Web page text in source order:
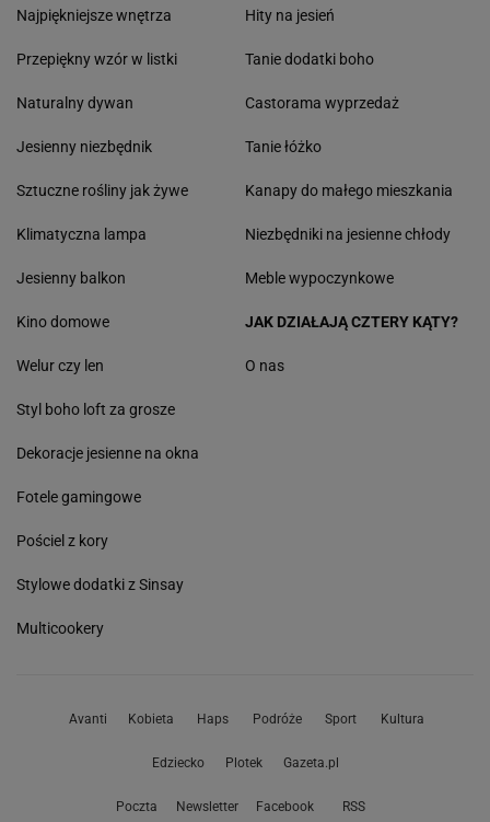
Najpiękniejsze wnętrza
Przepiękny wzór w listki
Naturalny dywan
Jesienny niezbędnik
Sztuczne rośliny jak żywe
Klimatyczna lampa
Jesienny balkon
Hity na jesień
Tanie dodatki boho
Castorama wyprzedaż
Tanie łóżko
Kanapy do małego mieszkania
Niezbędniki na jesienne chłody
Meble wypoczynkowe
Kino domowe
Welur czy len
Styl boho loft za grosze
Dekoracje jesienne na okna
Fotele gamingowe
Pościel z kory
Stylowe dodatki z Sinsay
Multicookery
JAK DZIAŁAJĄ CZTERY KĄTY?
O nas
Avanti Kobieta Haps Podróże Sport Kultura
Edziecko Plotek Gazeta.pl
Poczta Newsletter Facebook RSS